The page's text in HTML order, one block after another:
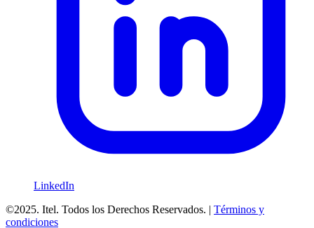
LinkedIn
©2025. Itel. Todos los Derechos Reservados. | Términos y
condiciones